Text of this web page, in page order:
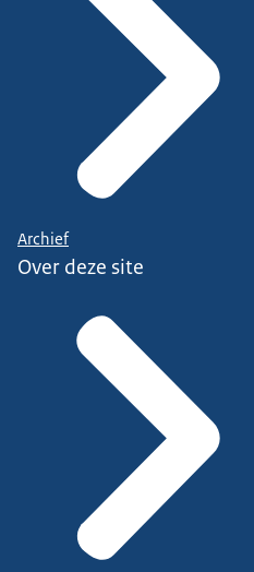
Archief
Over deze site